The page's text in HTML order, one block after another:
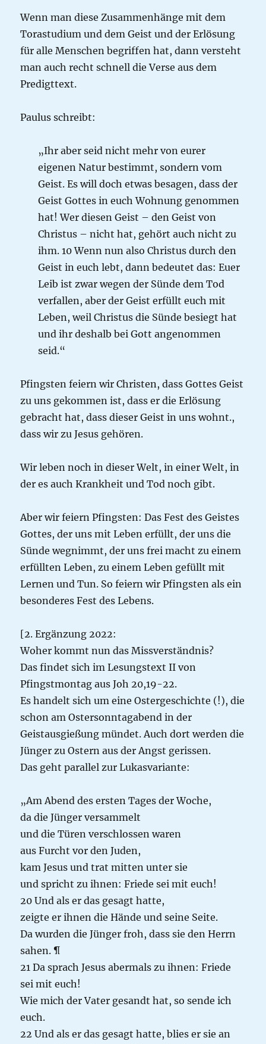
Wenn man diese Zusammenhänge mit dem
Torastudium und dem Geist und der Erlösung
für alle Menschen begriffen hat, dann versteht
man auch recht schnell die Verse aus dem
Predigttext.
Paulus schreibt:
„Ihr aber seid nicht mehr von eurer
eigenen Natur bestimmt, sondern vom
Geist. Es will doch etwas besagen, dass der
Geist Gottes in euch Wohnung genommen
hat! Wer diesen Geist – den Geist von
Christus – nicht hat, gehört auch nicht zu
ihm. 10 Wenn nun also Christus durch den
Geist in euch lebt, dann bedeutet das: Euer
Leib ist zwar wegen der Sünde dem Tod
verfallen, aber der Geist erfüllt euch mit
Leben, weil Christus die Sünde besiegt hat
und ihr deshalb bei Gott angenommen
seid.“
Pfingsten feiern wir Christen, dass Gottes Geist
zu uns gekommen ist, dass er die Erlösung
gebracht hat, dass dieser Geist in uns wohnt.,
dass wir zu Jesus gehören.
Wir leben noch in dieser Welt, in einer Welt, in
der es auch Krankheit und Tod noch gibt.
Aber wir feiern Pfingsten: Das Fest des Geistes
Gottes, der uns mit Leben erfüllt, der uns die
Sünde wegnimmt, der uns frei macht zu einem
erfüllten Leben, zu einem Leben gefüllt mit
Lernen und Tun. So feiern wir Pfingsten als ein
besonderes Fest des Lebens.
[2. Ergänzung 2022:
Woher kommt nun das Missverständnis?
Das findet sich im Lesungstext II von
Pfingstmontag aus Joh 20,19-22.
Es handelt sich um eine Ostergeschichte (!), die
schon am Ostersonntagabend in der
Geistausgießung mündet. Auch dort werden die
Jünger zu Ostern aus der Angst gerissen.
Das geht parallel zur Lukasvariante:
„Am Abend des ersten Tages der Woche,
da die Jünger versammelt
und die Türen verschlossen waren
aus Furcht vor den Juden,
kam Jesus und trat mitten unter sie
und spricht zu ihnen: Friede sei mit euch!
20 Und als er das gesagt hatte,
zeigte er ihnen die Hände und seine Seite.
Da wurden die Jünger froh, dass sie den Herrn
sahen. ¶
21 Da sprach Jesus abermals zu ihnen: Friede
sei mit euch!
Wie mich der Vater gesandt hat, so sende ich
euch.
22 Und als er das gesagt hatte, blies er sie an